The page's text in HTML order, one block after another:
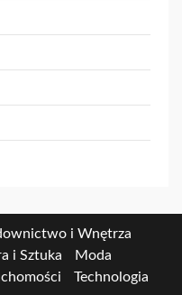
i Wnętrza
i Sztuka
Moda
Technologia